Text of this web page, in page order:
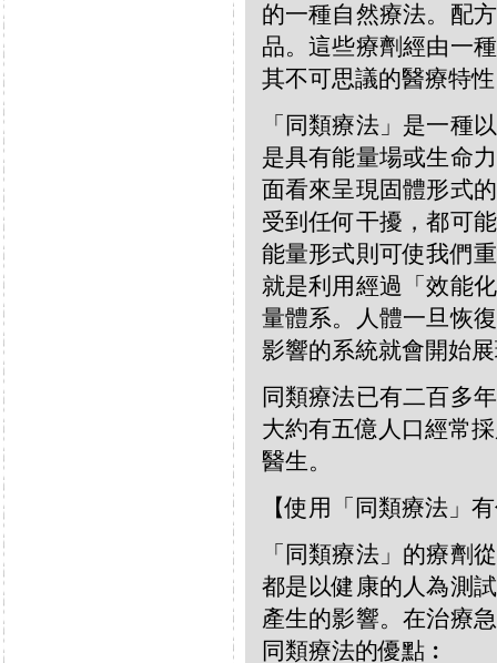
的一種自然療法。配
品。這些療劑經由一
其不可思議的醫療特
「同類療法」是一種
是具有能量場或生命
面看來呈現固體形式
受到任何干擾，都可
能量形式則可使我們
就是利用經過「效能
量體系。人體一旦恢
影響的系統就會開始
同類療法已有二百多
大約有五億人口經常
醫生。
【使用「同類療法」
「同類療法」的療劑
都是以健康的人為測
產生的影響。在治療
同類療法的優點︰